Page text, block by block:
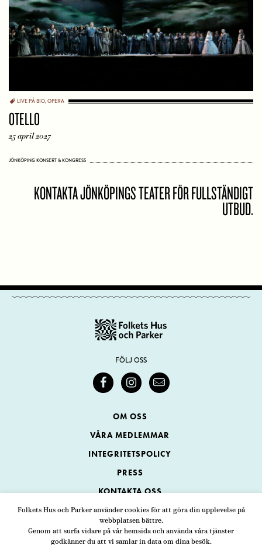
Folkets Hus och Parker använder cookies för att göra din upplevelse på
webbplatsen bättre.
Genom att surfa vidare på vår hemsida och använda våra tjänster
godkänner du att vi samlar in data om dina besök.
LIVE PÅ BIO,OPERA
OTELLO
25 april 2027
JÖNKÖPING KONSERT & KONGRESS
KONTAKTA JÖNKÖPINGS TEATER FÖR FULLSTÄNDIGT
UTBUD.
FÖLJ OSS
OM OSS
VÅRA MEDLEMMAR
INTEGRITETSPOLICY
PRESS
KONTAKTA OSS
Folkets Hus och Parker
ADRESS Swedenborgsgatan 1